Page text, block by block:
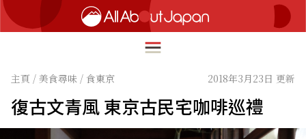
English
HOME
主頁 / 美食尋味 / 食東京 2018年3月23日 更新
復古文青風 東京古民宅咖啡巡禮